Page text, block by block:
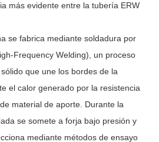
más evidente entre la tubería ERW
se fabrica mediante soldadura por
Frequency Welding), un proceso
que une los bordes de la
el calor generado por la resistencia
material de aporte. Durante la
se somete a forja bajo presión y
mediante métodos de ensayo